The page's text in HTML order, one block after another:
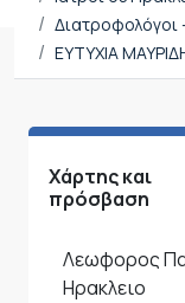
Διατροφολόγοι
ΕΥΤΥΧΙΑ
Χάρτης και
πρόσβαση
Λεωφορος
Ηρακλειο